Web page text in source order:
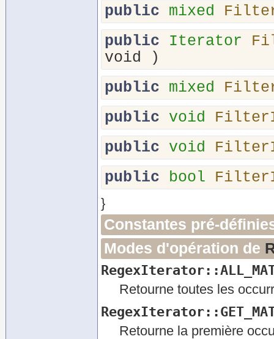
public
mixed
public
Iterator
void )
public
mixed
public
void
public
void
public
bool
}
Constantes pré-
Modes d'opération de
Retourne toutes les
Retourne la première